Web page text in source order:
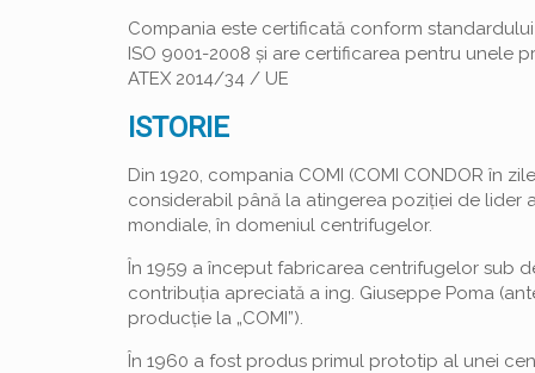
Compania este certificată conform
ISO 9001-2008 și are certificarea pentru unele
ATEX 2014/34 / UE
ISTORIE
Din 1920, compania COMI (COMI CONDOR în
considerabil până la atingerea poziției de lider
mondiale, în domeniul centrifugelor.
În 1959 a început fabricarea centrifugelor sub
contribuția apreciată a ing. Giuseppe Poma
producție la „COMI”).
În 1960 a fost produs primul prototip al unei